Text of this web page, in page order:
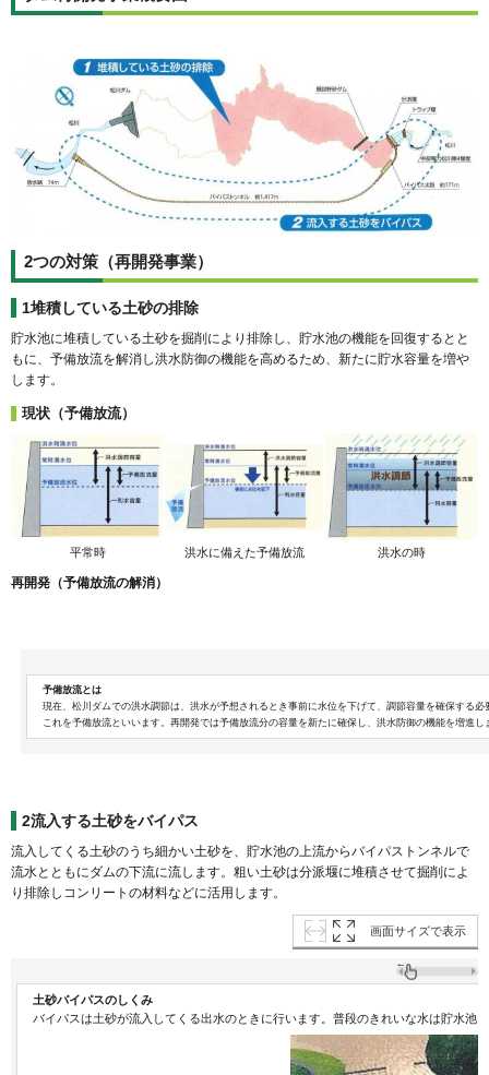
2つの対策（再開発事業）
1堆積している土砂の排除
貯水池に堆積している土砂を掘削により排除し、貯水池の機能を回復するとと
もに、予備放流を解消し洪水防御の機能を高めるため、新たに貯水容量を増や
します。
現状（予備放流）
平常時 洪水に備えた予備放流 洪水の時
再開発（予備放流の解消）
予備放流とは
現在、松川ダムでの洪水調節は、洪水が予想されるとき事前に水位を下げて、調節容量を確保する必
これを予備放流といいます。再開発では予備放流分の容量を新たに確保し、洪水防御の機能を増進し
2流入する土砂をバイパス
流入してくる土砂のうち細かい土砂を、貯水池の上流からバイパストンネルで
流水とともにダムの下流に流します。粗い土砂は分派堰に堆積させて掘削によ
り排除しコンリートの材料などに活用します。
画面サイズで表示
土砂バイパスのしくみ
バイパスは土砂が流入してくる出水のときに行います。普段のきれいな水は貯水池